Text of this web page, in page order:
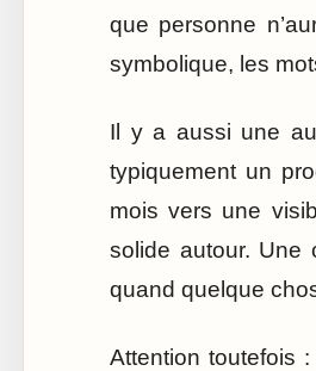
que personne
symbolique, les
Il y a aussi une
typiquement un
mois vers une
solide autour. Une
quand quelque
Attention toutefois